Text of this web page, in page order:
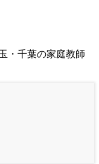
・千葉の家庭教師